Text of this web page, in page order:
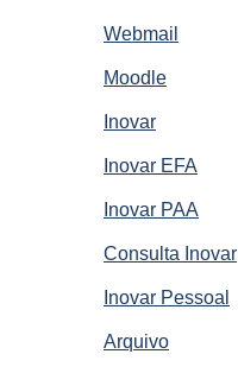
Webmail
Moodle
Inovar
Inovar EFA
Inovar PAA
Consulta Inovar
Inovar Pessoal
Arquivo